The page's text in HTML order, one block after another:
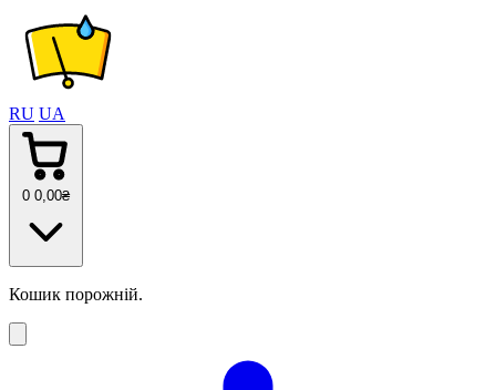
RU UA
0 0 ,00₴
Кошик порожній.